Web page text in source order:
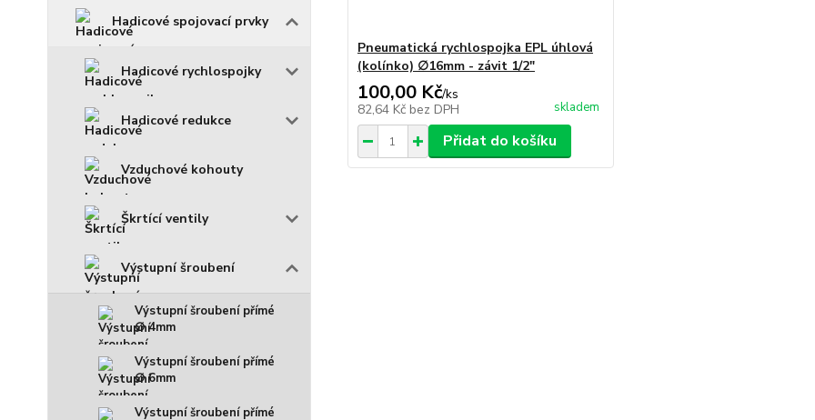
Hadicové spojovací prvky
Hadicové rychlospojky
Hadicové redukce
Vzduchové kohouty
Škrtící ventily
Výstupní šroubení
Výstupní šroubení přímé
∅ 4mm
Výstupní šroubení přímé
∅ 6mm
Výstupní šroubení přímé
Pneumatická rychlospojka EPL úhlová
(kolínko) ∅16mm - závit 1/2"
100,00 Kč/ks
82,64 Kč bez DPH skladem
Přidat do košíku